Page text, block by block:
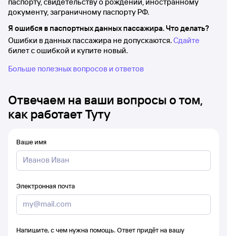
документу, заграничному паспорту РФ.
Я ошибся в паспортных данных пассажира. Что делать?
Ошибки в данных пассажира не допускаются.Сдайте
билет с ошибкой и купите новый.
Больше полезных вопросов и ответов
Отвечаем на ваши вопросы о том,
как работает Туту
Ваше имя
Электронная почта
Напишите, с чем нужна помощь. Ответ придёт на вашу